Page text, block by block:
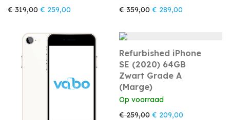
€319,00 Oorspronkelijke prijs was: € 319,00.
€ 259,00 Huidige prijs is: € 259,00.
€359,00 Oorspronkelijke prijs
€ 289,00
Refurbished iPhone
SE (2020) 64GB
Zwart Grade A
(Marge)
Op voorraad
€259,00 Oorspronkelijke prijs
€ 209,00